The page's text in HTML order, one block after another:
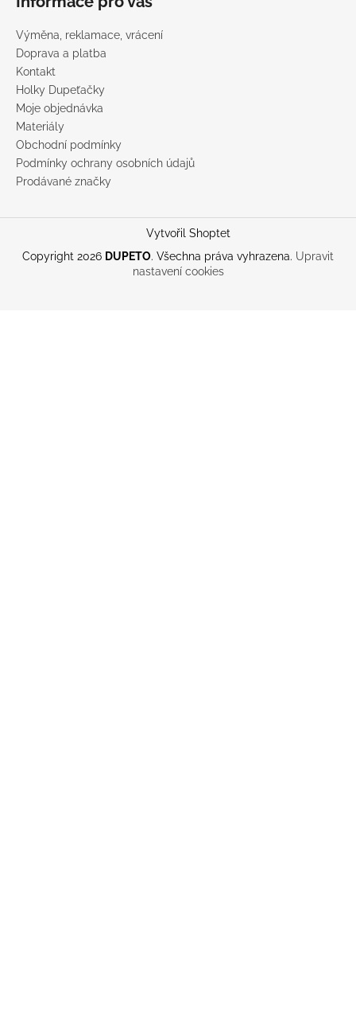
Výměna, reklamace, vrácení
Doprava a platba
Kontakt
Holky Dupeťačky
Moje objednávka
Materiály
Obchodní podmínky
Podmínky ochrany osobních údajů
Prodávané značky
Vytvořil Shoptet
Copyright 2026 DUPETO. Všechna práva vyhrazena. Upravit
nastavení cookies